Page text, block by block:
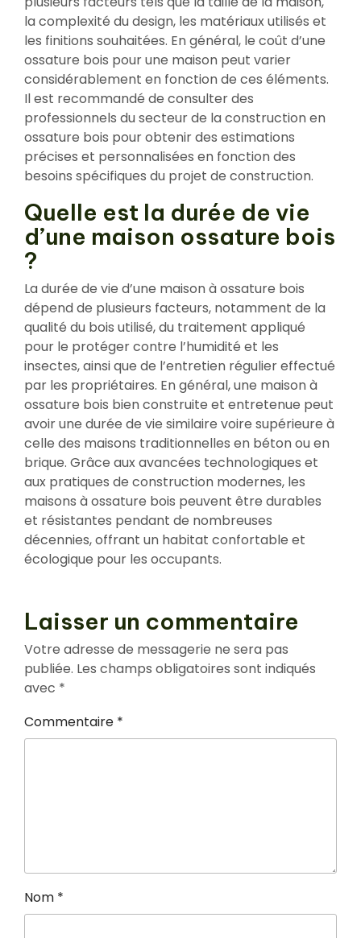
la complexité du design, les matériaux utilisés et
les finitions souhaitées. En général, le coût d’une
ossature bois pour une maison peut varier
considérablement en fonction de ces éléments.
Il est recommandé de consulter des
professionnels du secteur de la construction en
ossature bois pour obtenir des estimations
précises et personnalisées en fonction des
besoins spécifiques du projet de construction.
Quelle est la durée de vie
d’une maison ossature bois
?
La durée de vie d’une maison à ossature bois
dépend de plusieurs facteurs, notamment de la
qualité du bois utilisé, du traitement appliqué
pour le protéger contre l’humidité et les
insectes, ainsi que de l’entretien régulier effectué
par les propriétaires. En général, une maison à
ossature bois bien construite et entretenue peut
avoir une durée de vie similaire voire supérieure à
celle des maisons traditionnelles en béton ou en
brique. Grâce aux avancées technologiques et
aux pratiques de construction modernes, les
maisons à ossature bois peuvent être durables
et résistantes pendant de nombreuses
décennies, offrant un habitat confortable et
écologique pour les occupants.
Laisser un commentaire
Votre adresse de messagerie ne sera pas
publiée. Les champs obligatoires sont indiqués
avec *
Commentaire *
Nom *